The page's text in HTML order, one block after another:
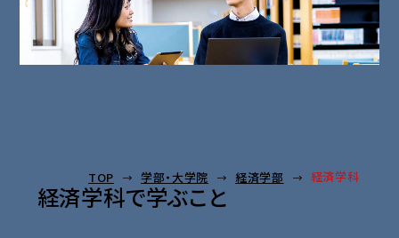
TOP 学部・大学院 経済学部 経済学科
経済学科で学ぶこと